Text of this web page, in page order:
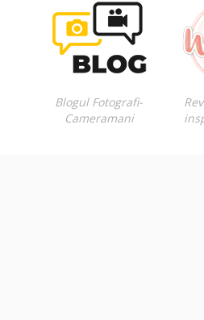
Blogul Fotografi-
Cameramani